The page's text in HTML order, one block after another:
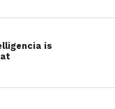
csak
is